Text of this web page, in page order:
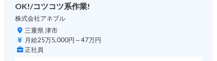
OK!/コツコツ系作業!
株式会社アネブル
三重県 津市
月給25万5,000円～47万円
正社員